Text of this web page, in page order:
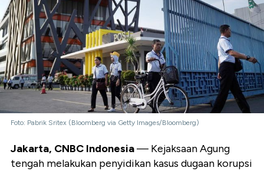
Foto: Pabrik Sritex (Bloomberg via Getty Images/Bloomberg)
Jakarta, CNBC Indonesia— Kejaksaan Agung
tengah melakukan penyidikan kasus dugaan korupsi